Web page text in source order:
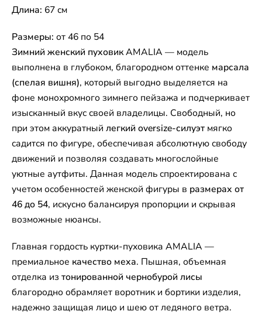
Длина: 67 см
Размеры: от 46 по 54
Зимний женский пуховикAMALIA — модель
выполнена в глубоком, благородном оттенке марсала
(спелая вишня), который выгодно выделяется на
фоне монохромного зимнего пейзажа и подчеркивает
изысканный вкус своей владелицы. Свободный, но
при этом аккуратный легкий oversize-силуэт мягко
садится по фигуре, обеспечивая абсолютную свободу
движений и позволяя создавать многослойные
уютные аутфиты. Данная модель спроектирована с
учетом особенностей женской фигуры в размерах от
46 до 54, искусно балансируя пропорции и скрывая
возможные нюансы.
Главная гордость куртки-пуховика AMALIA —
премиальное качество меха. Пышная, объемная
отделка из тонированной чернобурой лисы
благородно обрамляет воротник и бортики изделия,
надежно защищая лицо и шею от ледяного ветра.